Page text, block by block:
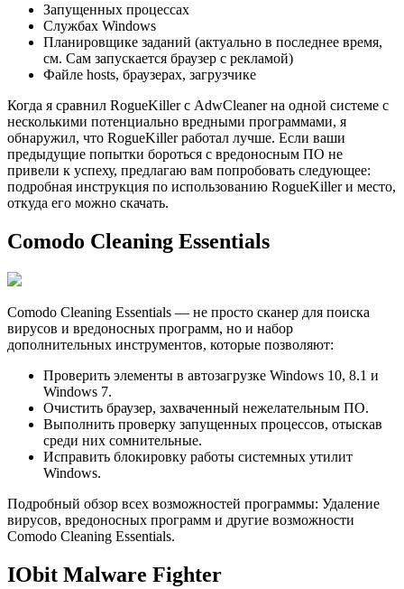
Запущенных процессах
Службах Windows
Планировщике заданий (актуально в последнее время,
см. Сам запускается браузер с рекламой)
Файле hosts, браузерах, загрузчике
Когда я сравнил RogueKiller с AdwCleaner на одной системе с
несколькими потенциально вредными программами, я
обнаружил, что RogueKiller работал лучше. Если ваши
предыдущие попытки бороться с вредоносным ПО не
привели к успеху, предлагаю вам попробовать следующее:
подробная инструкция по использованию RogueKiller и место,
откуда его можно скачать.
Comodo Cleaning Essentials
Comodo Cleaning Essentials — не просто сканер для поиска
вирусов и вредоносных программ, но и набор
дополнительных инструментов, которые позволяют:
Проверить элементы в автозагрузке Windows 10, 8.1 и
Windows 7.
Очистить браузер, захваченный нежелательным ПО.
Выполнить проверку запущенных процессов, отыскав
среди них сомнительные.
Исправить блокировку работы системных утилит
Windows.
Подробный обзор всех возможностей программы: Удаление
вирусов, вредоносных программ и другие возможности
Comodo Cleaning Essentials.
IObit Malware Fighter